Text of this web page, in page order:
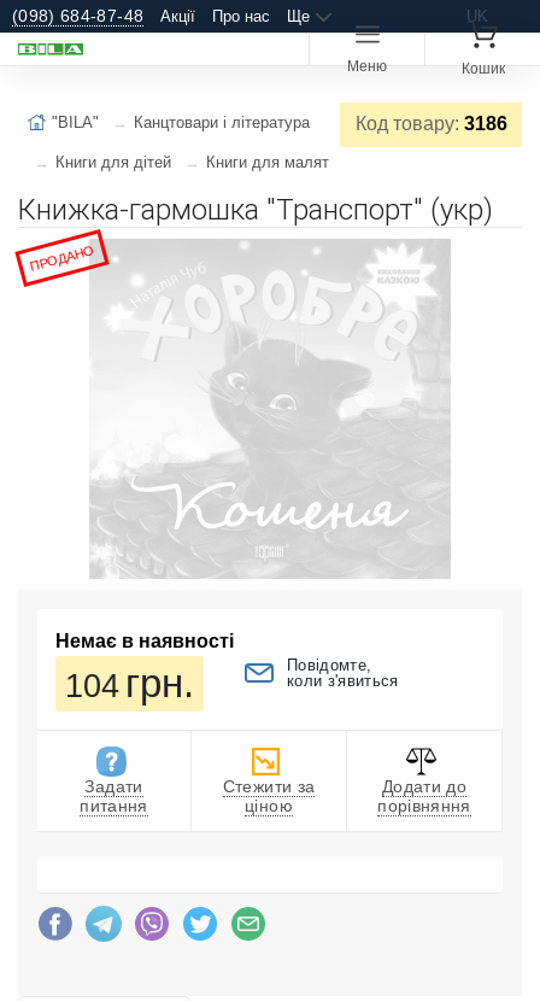
(098) 684-87-48 Акції Про нас Ще UK
Меню Кошик
Код товару: 3186
"BILA" Канцтовари і література
Книги для дітей Книги для малят
Книжка-гармошка "Транспорт" (укр)
ПРОДАНО
Немає в наявності
104 грн.
Повідомте,
коли з'явиться
Задати
питання
Стежити за
ціною
Додати до
порівняння